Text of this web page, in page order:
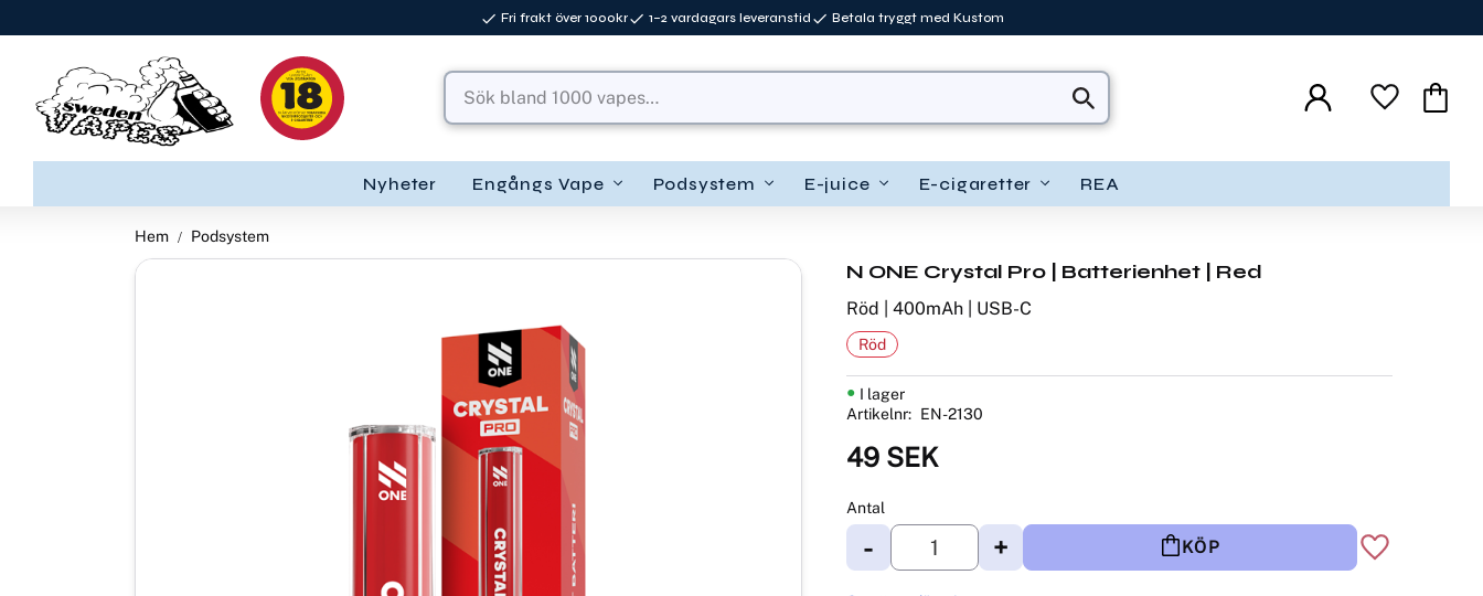
Fri frakt över 1000kr 1–2 vardagars leveranstid Betala tryggt med Kustom
Favoriter
Nyheter Engångs Vape Podsystem E-juice E-cigaretter REA
Hem Podsystem
N ONE Crystal Pro | Batterienhet | Red
Röd | 400mAh | USB-C
49 SEK
Antal
+
- KÖP
Lägg till i
I lager
Artikelnr
EN-2130
Röd